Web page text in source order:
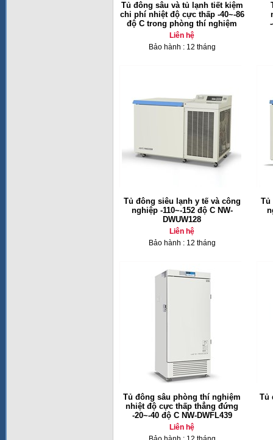
Tủ đông sâu và tủ lạnh tiết kiệm
chi phí nhiệt độ cực thấp -40~-86
độ C trong phòng thí nghiệm
Liên hệ
Bảo hành : 12 tháng
Tủ đông siêu lạnh y tế và công
nghiệp -110~-152 độ C NW-
DWUW128
Liên hệ
Bảo hành : 12 tháng
Tủ
Tủ đông sâu phòng thí nghiệm
nhiệt độ cực thấp thẳng đứng
-20~-40 độ C NW-DWFL439
Liên hệ
Tủ